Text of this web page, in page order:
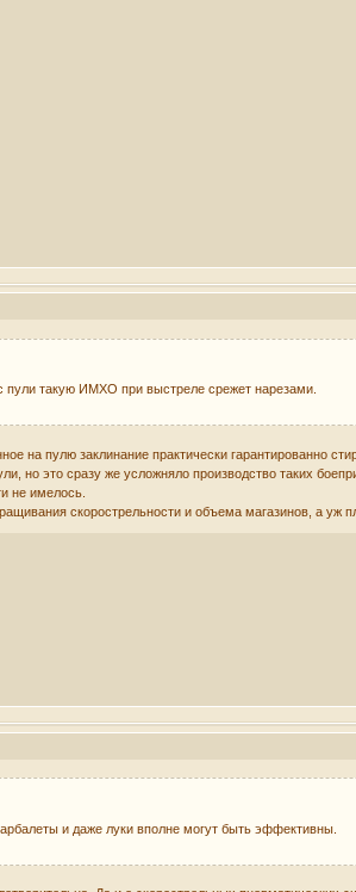
пули такую ИМХО при выстреле срежет нарезами.
на пулю заклинание практически гарантированно
но это сразу же усложняло производство таких
не имелось.
скорострельности и объема магазинов, а уж
и даже луки вполне могут быть эффективны.